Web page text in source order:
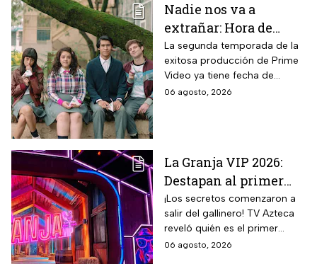
Nadie nos va a
extrañar: Hora de
estreno de la
Temporada 2 y reparto
completo
La segunda temporada de la
exitosa producción de Prime
Video ya tiene fecha de
estreno. Conoce el horario en
06 agosto, 2026
La Granja VIP 2026:
Destapan al primer
participante del
reality más viral de la
televisión mexicana
¡Los secretos comenzaron a
salir del gallinero! TV Azteca
reveló quién es el primer
granjero confirmado para la
06 agosto, 2026